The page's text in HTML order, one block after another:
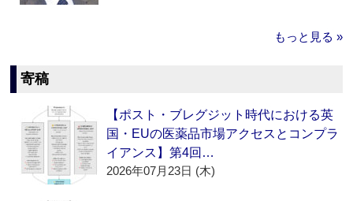
もっと見る »
寄稿
【ポスト・ブレグジット時代における英
国・EUの医薬品市場アクセスとコンプラ
イアンス】第4回…
2026年07月23日 (木)